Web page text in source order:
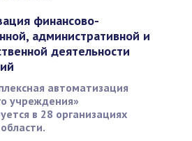
финансово-
административной и
деятельности
автоматизация
учреждения»
в 28 организациях